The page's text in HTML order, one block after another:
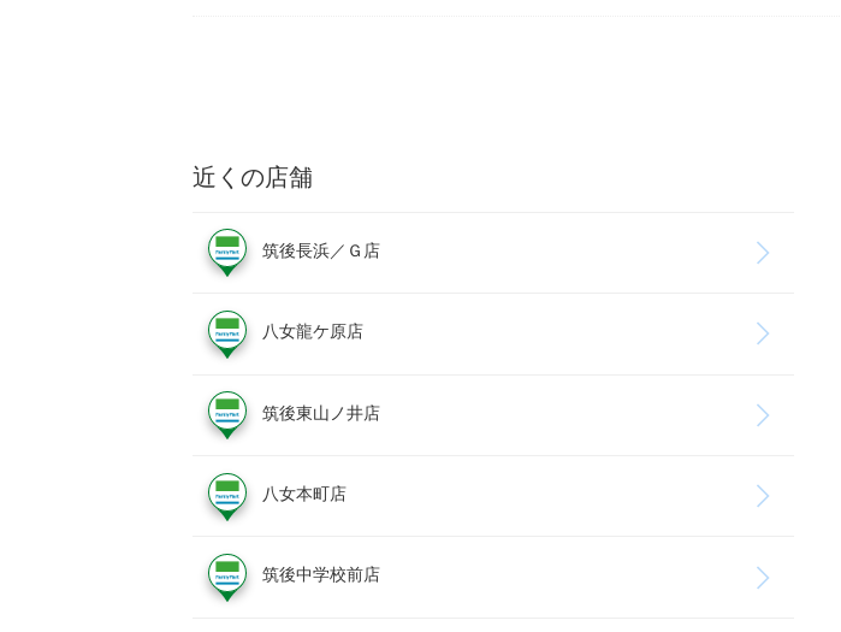
近くの店舗
筑後長浜／Ｇ店
八女龍ケ原店
筑後東山ノ井店
八女本町店
筑後中学校前店